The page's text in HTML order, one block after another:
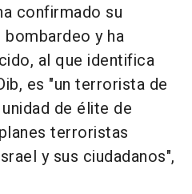
confirmado su
y ha
al que identifica
es "un terrorista de
de élite de
terroristas
y sus ciudadanos",